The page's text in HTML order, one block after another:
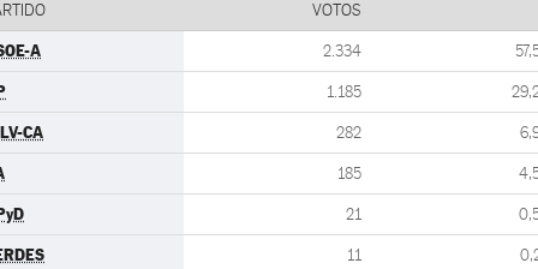
VOTOS
A 2.334
1.185
CA 282
185
21
11